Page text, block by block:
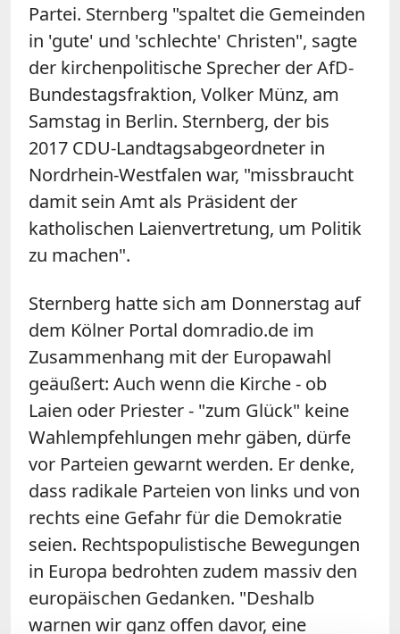
Partei. Sternberg "spaltet die Gemeinden
in 'gute' und 'schlechte' Christen", sagte
der kirchenpolitische Sprecher derAfD-
Bundestagsfraktion, Volker Münz, am
Samstag in Berlin. Sternberg, der bis
2017 CDU-Landtagsabgeordneter in
Nordrhein-Westfalen war, "missbraucht
damit sein Amt als Präsident der
katholischen Laienvertretung, um Politik
zu machen".
Sternberg hatte sich am Donnerstag auf
dem Kölner Portal domradio.de im
Zusammenhang mit der Europawahl
geäußert: Auch wenn die Kirche - ob
Laien oder Priester - "zum Glück" keine
Wahlempfehlungen mehr gäben, dürfe
vor Parteien gewarnt werden. Er denke,
dass radikale Parteien von links und von
rechts eine Gefahr für die Demokratie
seien. Rechtspopulistische Bewegungen
in Europa bedrohten zudem massiv den
europäischen Gedanken. "Deshalb
warnen wir ganz offen davor, eine